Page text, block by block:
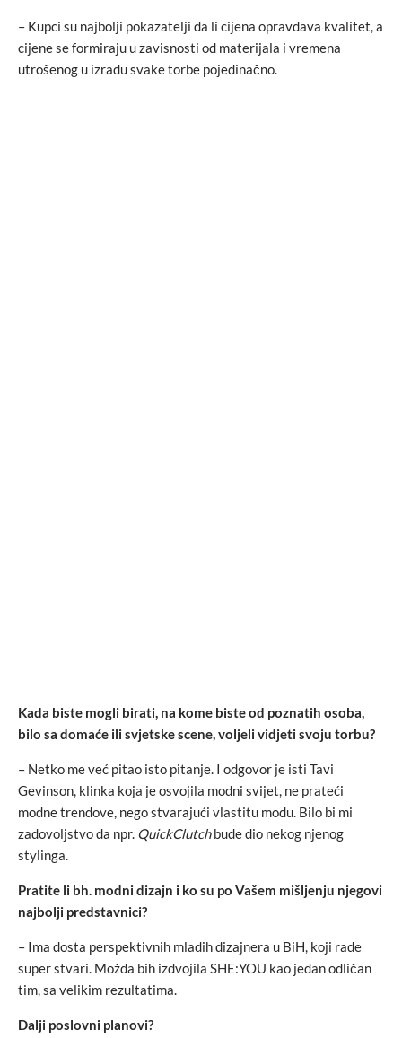
– Kupci su najbolji pokazatelji da li cijena opravdava kvalitet, a
cijene se formiraju u zavisnosti od materijala i vremena
utrošenog u izradu svake torbe pojedinačno.
Kada biste mogli birati, na kome biste od poznatih osoba,
bilo sa domaće ili svjetske scene, voljeli vidjeti svoju torbu?
– Netko me već pitao isto pitanje. I odgovor je isti Tavi
Gevinson, klinka koja je osvojila modni svijet, ne prateći
modne trendove, nego stvarajući vlastitu modu. Bilo bi mi
zadovoljstvo da npr. QuickClutchbude dio nekog njenog
stylinga.
Pratite li bh. modni dizajn i ko su po Vašem mišljenju njegovi
najbolji predstavnici?
– Ima dosta perspektivnih mladih dizajnera u BiH, koji rade
super stvari. Možda bih izdvojila SHE:YOU kao jedan odličan
tim, sa velikim rezultatima.
Dalji poslovni planovi?